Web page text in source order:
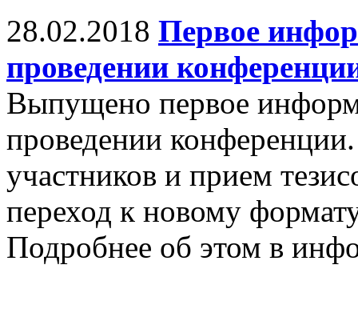
28.02.2018 Первое
проведении
Выпущено первое
проведении
участников и прием
переход к новому
Подробнее об этом в